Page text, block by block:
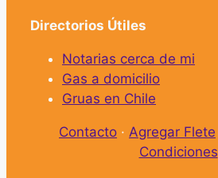
Directorios Útiles
Notarias cerca de mi
Gas a domicilio
Gruas en Chile
Contacto · Agregar Flete
Condiciones